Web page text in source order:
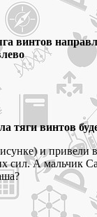
винтов
тяги винтов
и
сил. А мальчик